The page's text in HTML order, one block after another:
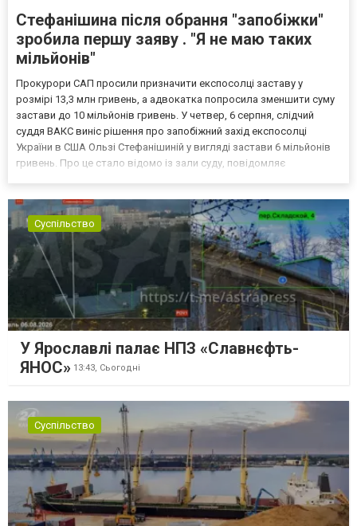
Стефанішина після обрання "запобіжки"
зробила першу заяву . "Я не маю таких
мільйонів"
Прокурори САП просили призначити експосолці заставу у
розмірі 13,3 млн гривень, а адвокатка попросила зменшити суму
застави до 10 мільйонів гривень. У четвер, 6 серпня, слідчий
суддя ВАКС виніс рішення про запобіжний захід експосолці
України в США Ользі Стефанішиній у вигляді застави 6 мільйонів
гривень. Про це стало відомо із зали суду, повідомляє
Суспільство
У Ярославлі палає НПЗ «Славнєфть-
ЯНОС» 13:43, Сьогодні
Суспільство